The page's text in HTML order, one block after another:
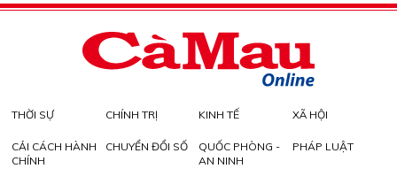
THỜI SỰ CHÍNH TRỊ KINH TẾ XÃ HỘI
CẢI CÁCH HÀNH
CHÍNH
CHUYỂN ĐỔI SỐ
QUỐC PHÒNG -
AN NINH
PHÁP LUẬT